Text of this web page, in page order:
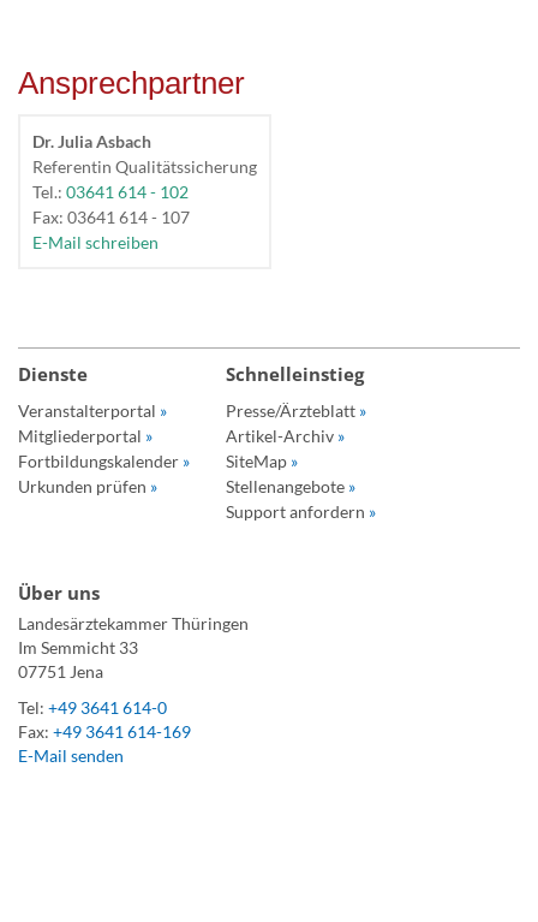
Ansprechpartner
Dr. Julia Asbach
Referentin Qualitätssicherung
Tel.: 03641 614 - 102
Fax: 03641 614 - 107
E-Mail schreiben
Dienste
Veranstalterportal »
Mitgliederportal »
Fortbildungskalender »
Urkunden prüfen »
Schnelleinstieg
Presse/Ärzteblatt »
Artikel-Archiv »
SiteMap »
Stellenangebote »
Support anfordern »
Über uns
Landesärztekammer Thüringen
Im Semmicht 33
07751 Jena
Tel: +49 3641 614-0
Fax: +49 3641 614-169
E-Mail senden